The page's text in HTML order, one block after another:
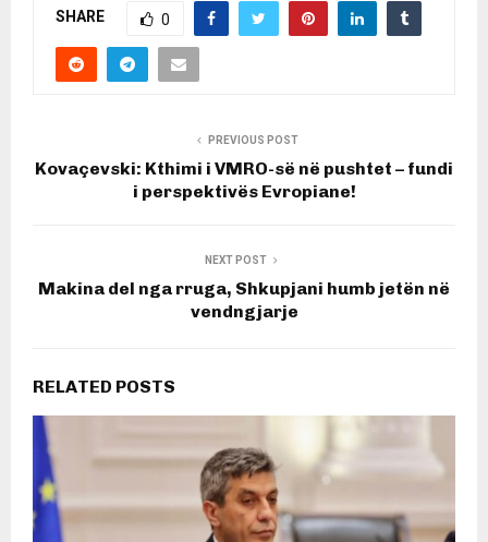
SHARE 0
PREVIOUS POST
Kovaçevski: Kthimi i VMRO-së në pushtet – fundi
i perspektivës Evropiane!
NEXT POST
Makina del nga rruga, Shkupjani humb jetën në
vendngjarje
RELATED POSTS